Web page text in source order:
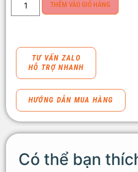
THÊM VÀO GIỎ HÀNG
TƯ VẤN ZALO
HỖ TRỢ NHANH
HƯỚNG DẪN MUA HÀNG
Có thể bạn